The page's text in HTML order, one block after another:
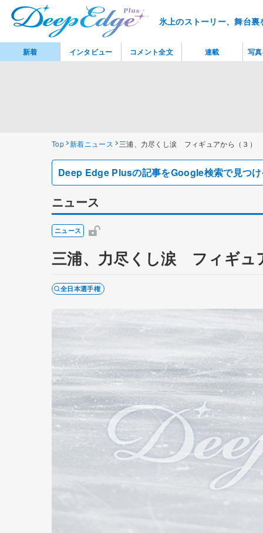
氷上のストーリー、舞台
Top 新着ニュース 三浦、力尽くし涙 フィギュアから（３）
Deep Edge Plusの記事をGoogle検索で見つ
ニュース
ニュース
三浦、力尽くし涙 フィギュ
全日本選手権
新着 インタビュー コメント全文 連載 写